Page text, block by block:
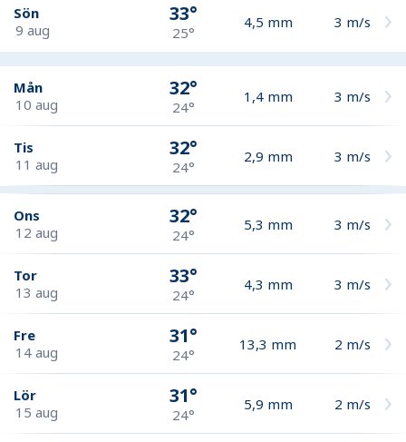
Sön
9 aug
33°
25°
4,5 mm 3 m/s
Mån
10 aug
32°
24°
1,4 mm 3 m/s
Tis
11 aug
32°
24°
2,9 mm 3 m/s
Ons
12 aug
32°
24°
5,3 mm 3 m/s
Tor
13 aug
33°
24°
4,3 mm 3 m/s
Fre
14 aug
31°
24°
13,3 mm 2 m/s
Lör
15 aug
31°
24°
5,9 mm 2 m/s